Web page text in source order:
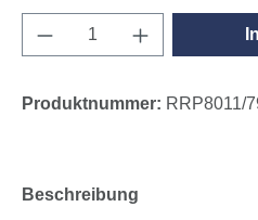
Produkt Anzahl: Gib
Produktnummer: RRP8011/
Beschreibung